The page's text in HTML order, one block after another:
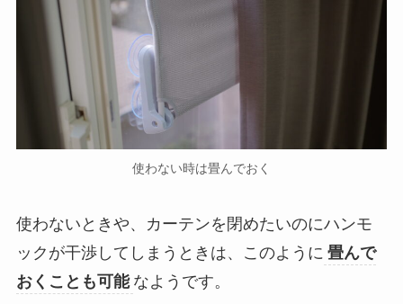
使わない時は畳んでおく
使わないときや、カーテンを閉めたいのにハンモ
ックが干渉してしまうときは、このように 畳んで
おくことも可能 なようです。